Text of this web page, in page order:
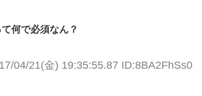
何で必須なん？
04/21(金) 19:35:55.87 ID:8BA2FhSs0